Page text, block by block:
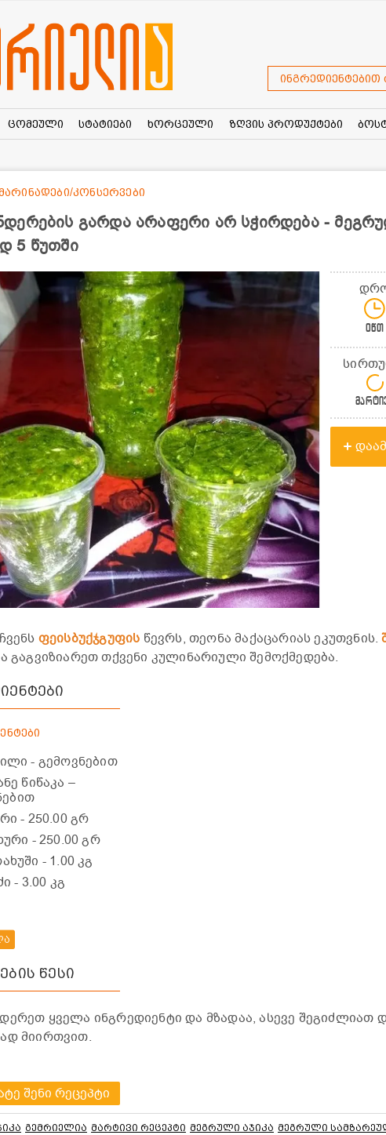
ინგრედიენტებით
ცომეული სტატიები ხორცეული ზღვის პროდუქტები
გარდა არაფერი არ სჭირდება -
5 წუთში
კონსერვები
0წთ
ფეისბუქჯგუფის წევრს, თეონა მაქაცარიას ეკუთვნის.
გაგვიზიარეთ თქვენი კულინარიული შემოქმედება.
- გემოვნებით
წიწაკა –
- 250.00 გრ
- 250.00 გრ
- 1.00 კგ
- 3.00 კგ
წესი
ყველა ინგრედიენტი და მზადაა, ასევე შეგიძლიათ
მიირთვით.
შენი რეცეპტი
გემრიელია მარტივი რეცეპტი მეგრული აჯიკა მეგრული